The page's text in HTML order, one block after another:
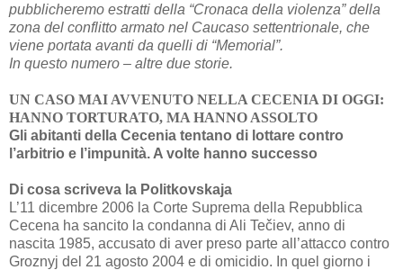
pubblicheremo estratti della “Cronaca della violenza” della
zona del conflitto armato nel Caucaso settentrionale, che
viene portata avanti da quelli di “Memorial”.
In questo numero – altre due storie.
UN CASO MAI AVVENUTO NELLA CECENIA DI OGGI:
HANNO TORTURATO, MA HANNO ASSOLTO
Gli abitanti della Cecenia tentano di lottare contro
l’arbitrio e l’impunità. A volte hanno successo
Di cosa scriveva la Politkovskaja
L’11 dicembre 2006 la Corte Suprema della Repubblica
Cecena ha sancito la condanna di Ali Tečiev, anno di
nascita 1985, accusato di aver preso parte all’attacco contro
Groznyj del 21 agosto 2004 e di omicidio. In quel giorno i